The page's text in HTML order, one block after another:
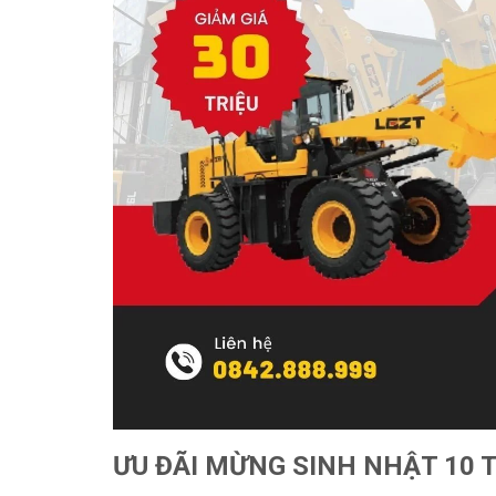
ƯU ĐÃI MỪNG SINH NHẬT 10